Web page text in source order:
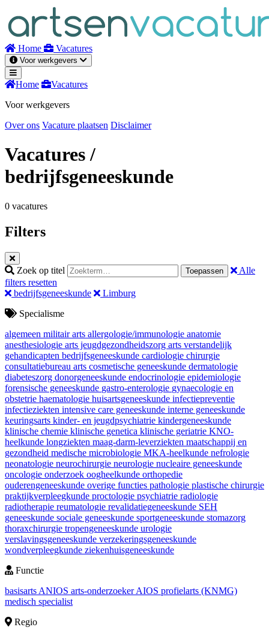
inhoud
Home Vacatures
Voor werkgevers
Home
Vacatures
Voor werkgevers
Over ons Vacature plaatsen Disclaimer
Vacatures/
bedrijfsgeneeskunde
0 vacatures
Filters
Zoek op titel Toepassen
Alle
filters resetten
bedrijfsgeneeskunde
Limburg
Specialisme
algemeen militair arts allergologie/immunologie anatomie
anesthesiologie arts jeugdgezondheidszorg arts verstandelijk
gehandicapten bedrijfsgeneeskunde cardiologie chirurgie
consultatiebureau arts cosmetische geneeskunde dermatologie
diabeteszorg donorgeneeskunde endocrinologie epidemiologie
forensische geneeskunde gastro-enterologie gynaecologie en
obstetrie haematologie huisartsgeneeskunde infectiepreventie
infectieziekten intensive care geneeskunde interne geneeskunde
keuringsarts kinder- en jeugdpsychiatrie kindergeneeskunde
klinische chemie klinische genetica klinische geriatrie KNO-
heelkunde longziekten maag-darm-leverziekten maatschappij en
gezondheid medische microbiologie MKA-heelkunde nefrologie
neonatologie neurochirurgie neurologie nucleaire geneeskunde
oncologie onderzoek oogheelkunde orthopedie
ouderengeneeskunde overige functies pathologie plastische chirurgie
praktijkverpleegkunde proctologie psychiatrie radiologie
radiotherapie reumatologie revalidatiegeneeskunde SEH
geneeskunde sociale geneeskunde sportgeneeskunde stomazorg
thoraxchirurgie tropengeneeskunde urologie
verslavingsgeneeskunde verzekeringsgeneeskunde
wondverpleegkunde ziekenhuisgeneeskunde
Functie
basisarts ANIOS arts-onderzoekerAIOS profielarts (KNMG)
medisch specialist
Regio